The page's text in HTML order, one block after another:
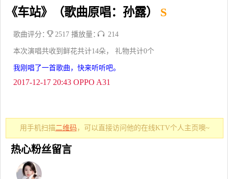
《车站》（歌曲原唱：孙露） S
歌曲评分： 2517 播放量： 214
本次演唱共收到鲜花共计14朵， 礼物共计0个
我刚唱了一首歌曲，快来听听吧。
2017-12-17 20:43 OPPO A31
用手机扫描二维码 ，可以直接访问他的在线KTV个人主页噢~
热心粉丝留言